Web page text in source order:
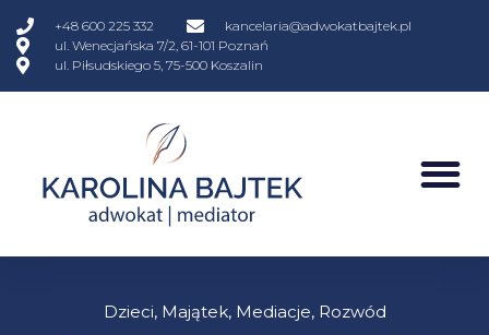
+48 600 225 332
kancelaria@adwokatbajtek.pl
ul. Wenecjańska 7/2, 61-101 Poznań
ul. Piłsudskiego 5, 75-500 Koszalin
Dzieci, Majątek, Mediacje, Rozwód